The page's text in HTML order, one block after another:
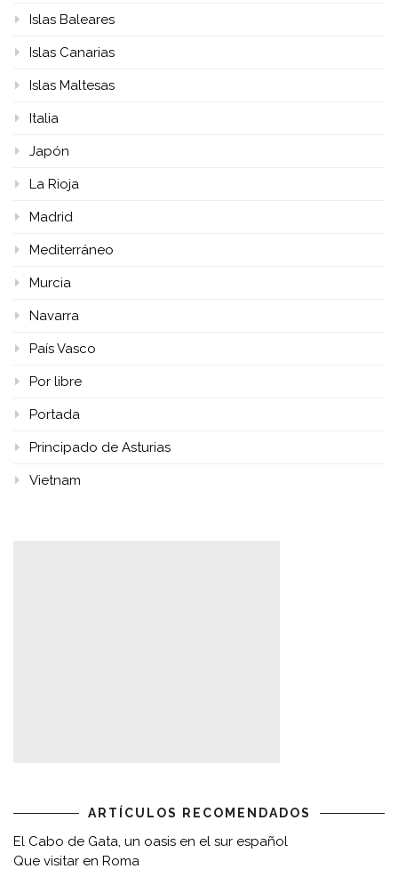
Islas Baleares
Islas Canarias
Islas Maltesas
Italia
Japón
La Rioja
Madrid
Mediterráneo
Murcia
Navarra
País Vasco
Por libre
Portada
Principado de Asturias
Vietnam
ARTÍCULOS RECOMENDADOS
El Cabo de Gata, un oasis en el sur español
Que visitar en Roma